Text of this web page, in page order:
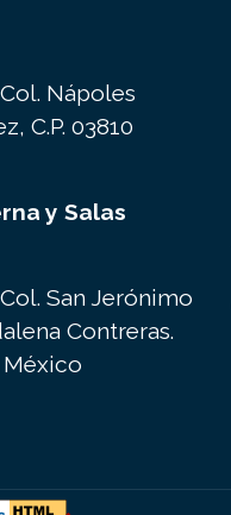
Nápoles
C.P. 03810
y Salas
San Jerónimo
Contreras.
México